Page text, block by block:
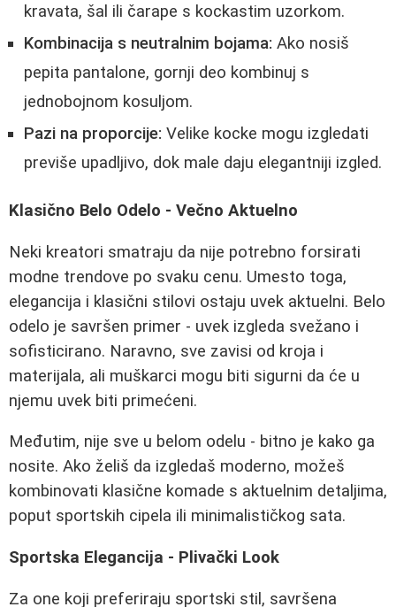
kravata, šal ili čarape s kockastim uzorkom.
Kombinacija s neutralnim bojama: Ako nosiš
pepita pantalone, gornji deo kombinuj s
jednobojnom kosuljom.
Pazi na proporcije: Velike kocke mogu izgledati
previše upadljivo, dok male daju elegantniji izgled.
Klasično Belo Odelo - Večno Aktuelno
Neki kreatori smatraju da nije potrebno forsirati
modne trendove po svaku cenu. Umesto toga,
elegancija i klasični stilovi ostaju uvek aktuelni. Belo
odelo je savršen primer - uvek izgleda svežano i
sofisticirano. Naravno, sve zavisi od kroja i
materijala, ali muškarci mogu biti sigurni da će u
njemu uvek biti primećeni.
Međutim, nije sve u belom odelu - bitno je kako ga
nosite. Ako želiš da izgledaš moderno, možeš
kombinovati klasične komade s aktuelnim detaljima,
poput sportskih cipela ili minimalističkog sata.
Sportska Elegancija - Plivački Look
Za one koji preferiraju sportski stil, savršena